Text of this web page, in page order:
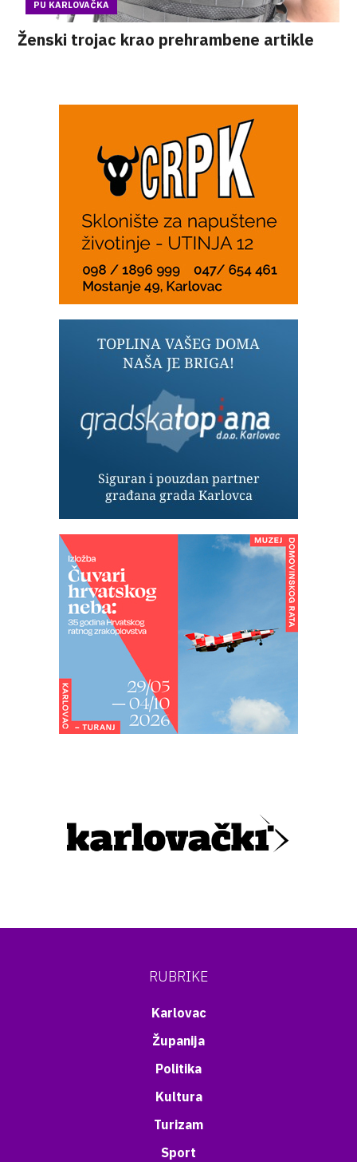
PU KARLOVAČKA
Ženski trojac krao prehrambene artikle
RUBRIKE
Karlovac
Županija
Politika
Kultura
Turizam
Sport